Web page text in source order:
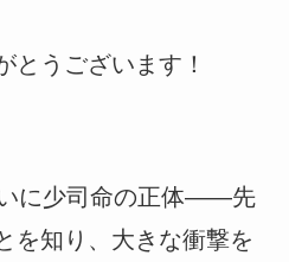
とうございます！
に少司命の正体――先
を知り、大きな衝撃を